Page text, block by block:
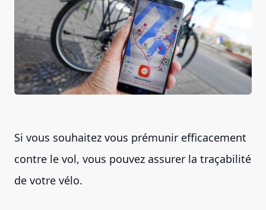
Si vous souhaitez vous prémunir efficacement
contre le vol, vous pouvez assurer la traçabilité
de votre vélo.